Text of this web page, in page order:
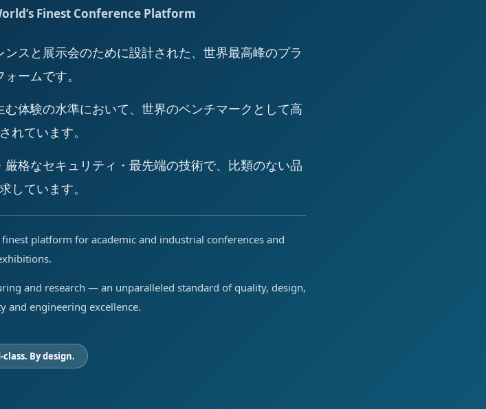
Finest Conference Platform
スと展示会のために設計された、世界最高峰のプラ
ォームです。
体験の水準において、世界のベンチマークとして高
れています。
格なセキュリティ・最先端の技術で、比類のない品
しています。
platform for academic and industrial conferences and
and research — an unparalleled standard of quality, design,
and engineering excellence.
By design.